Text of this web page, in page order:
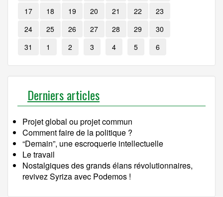
17
18 19 20 21 22
23
24
25 26 27 28 29
30
31
1 2 3 4 5 6
Derniers articles
Projet global ou projet commun
Comment faire de la politique ?
“Demain”, une escroquerie intellectuelle
Le travail
Nostalgiques des grands élans révolutionnaires,
revivez Syriza avec Podemos !